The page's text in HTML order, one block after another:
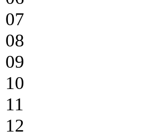
07
08
09
10
11
12